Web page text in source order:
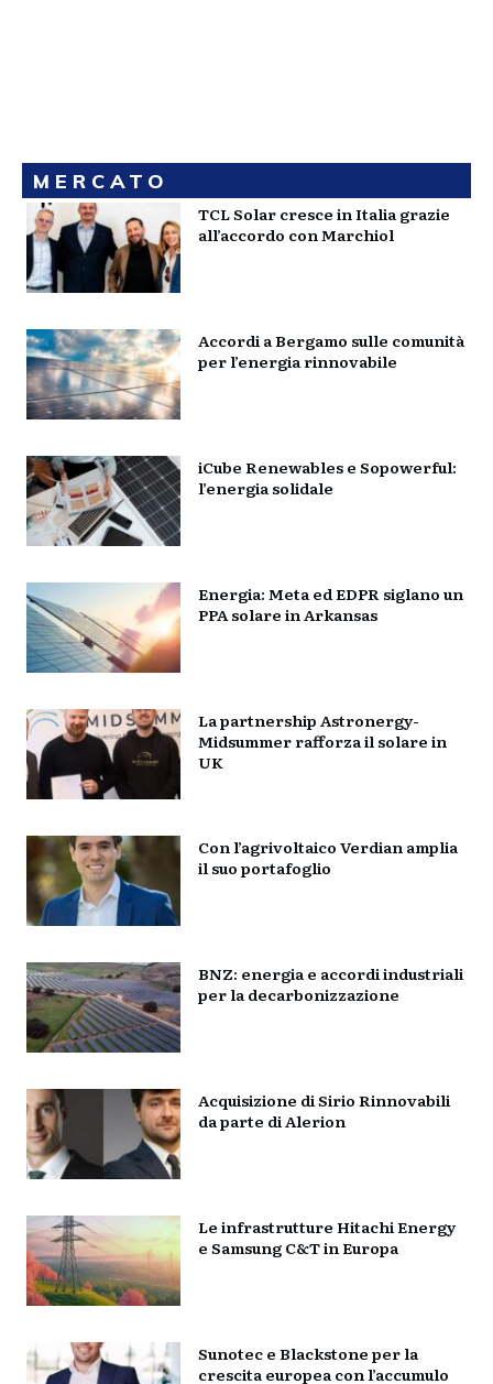
MERCATO
TCL Solar cresce in Italia grazie
all’accordo con Marchiol
Accordi a Bergamo sulle comunità
per l’energia rinnovabile
iCube Renewables e Sopowerful:
l’energia solidale
Energia: Meta ed EDPR siglano un
PPA solare in Arkansas
La partnership Astronergy-
Midsummer rafforza il solare in
UK
Con l’agrivoltaico Verdian amplia
il suo portafoglio
BNZ: energia e accordi industriali
per la decarbonizzazione
Acquisizione di Sirio Rinnovabili
da parte di Alerion
Le infrastrutture Hitachi Energy
e Samsung C&T in Europa
Sunotec e Blackstone per la
crescita europea con l’accumulo